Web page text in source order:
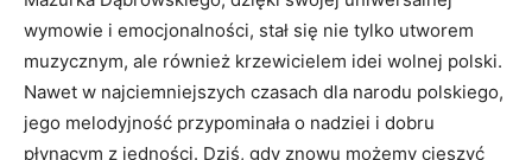
wymowie i⁣ emocjonalności, stał się nie​ tylko utworem
muzycznym, ale również krzewicielem idei wolnej polski.
Nawet w najciemniejszych czasach dla narodu polskiego,⁢
jego melodyjność przypominała o nadziei i dobru
płynącym z jedności. Dziś, gdy znowu możemy cieszyć